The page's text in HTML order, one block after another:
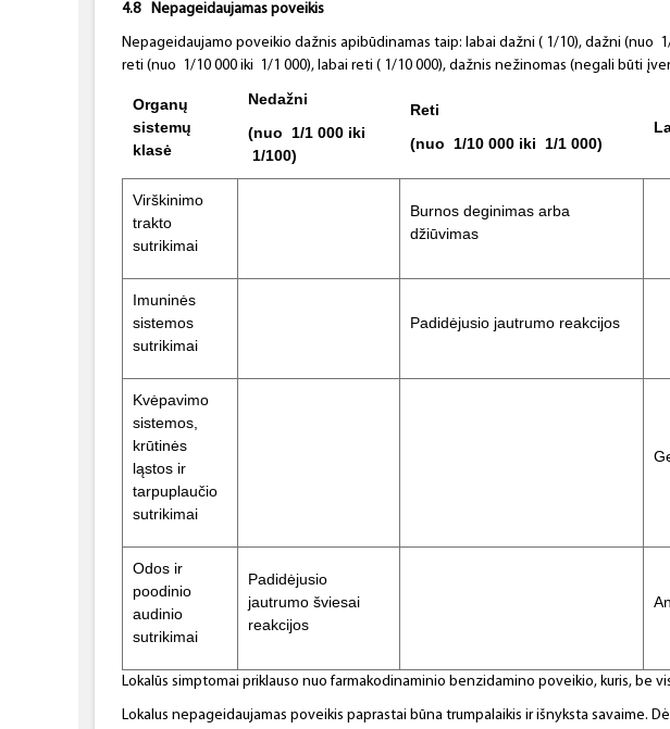
4.8 Nepageidaujamas poveikis
Nepageidaujamo poveikio dažnis apibūdinamas taip: labai dažni ( 1/10), dažni (nuo
reti (nuo 1/10 000 iki 1/1 000), labai reti ( 1/10 000), dažnis nežinomas (negali būti
Organų
sistemų
klasė
Nedažni
(nuo 1/1 000 iki
1/100)
Reti
(nuo 1/10 000 iki 1/1 000)
Virškinimo
trakto
sutrikimai
Burnos deginimas arba
džiūvimas
Imuninės
sistemos
sutrikimai
Padidėjusio jautrumo reakcijos
Kvėpavimo
sistemos,
krūtinės
ląstos ir
tarpuplaučio
sutrikimai
Odos ir
poodinio
audinio
sutrikimai
Padidėjusio
jautrumo šviesai
reakcijos
Lokalūs simptomai priklauso nuo farmakodinaminio benzidamino poveikio, kuris, be
Lokalus nepageidaujamas poveikis paprastai būna trumpalaikis ir išnyksta savaime.